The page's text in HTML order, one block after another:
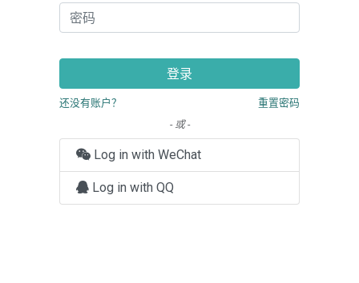
登录
还没有账户？
重置密码
- 或 -
Log in with WeChat
Log in with QQ